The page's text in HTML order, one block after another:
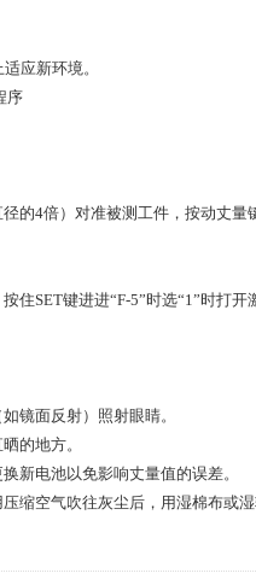
应新环境。
序
的4倍）对准被测工件，按动丈量
SET键进进“F-5”时选“1”时打
镜面反射）照射眼睛。
的地方。
新电池以免影响丈量值的误差。
缩空气吹往灰尘后，用湿棉布或湿